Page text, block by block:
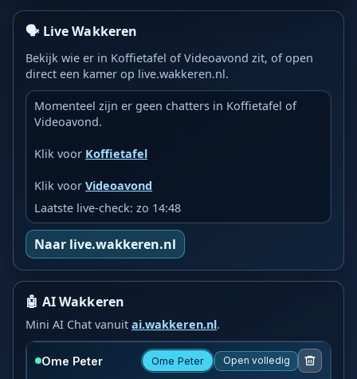
🗣️ Live Wakkeren
Bekijk wie er in Koffietafel of Videoavond zit, of open
direct een kamer op live.wakkeren.nl.
Momenteel zijn er geen chatters in Koffietafel of
Videoavond.
Klik voor Koffietafel
Klik voorVideoavond
Laatste live-check: zo 14:48
Naar live.wakkeren.nl
🤖 AI Wakkeren
Mini AI Chat vanuitai.wakkeren.nl.